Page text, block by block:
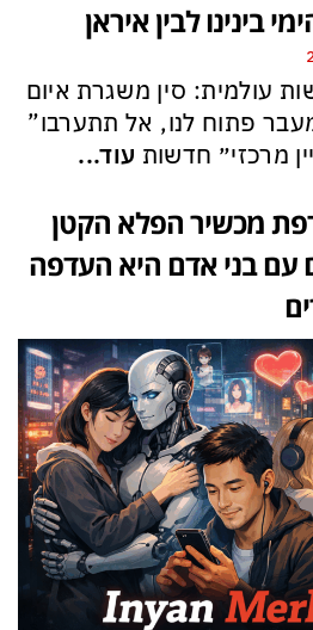
בינינו לבין איראן
עולמית: סין משגרת איום
פתוח לנו, אל תתערבו”
מרכזי״ חדשות עוד...
מכשיר הפלא הקטן
עם בני אדם היא העדפה